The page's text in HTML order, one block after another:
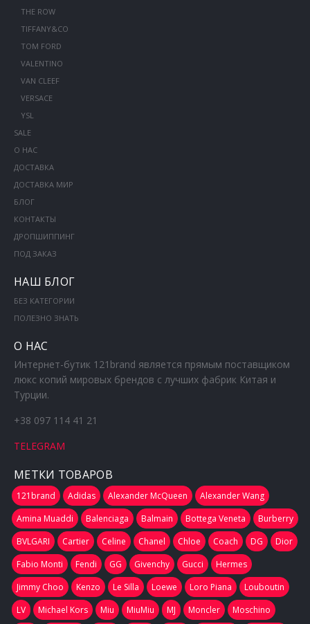
THE ROW
TIFFANY&CO
TOM FORD
VALENTINO
VAN CLEEF
VERSACE
YSL
SALE
О НАС
ДОСТАВКА
ДОСТАВКА МИР
БЛОГ
КОНТАКТЫ
ДРОПШИППИНГ
ПОД ЗАКАЗ
НАШ БЛОГ
БЕЗ КАТЕГОРИИ
ПОЛЕЗНО ЗНАТЬ
О НАС
Интернет-бутик 121brand является прямым поставщиком
люкс копий мировых брендов с лучших фабрик Китая и
Турции.
+38 097 114 41 21
TELEGRAM
МЕТКИ ТОВАРОВ
121brand Adidas Alexander McQueen
Alexander Wang
Amina Muaddi
Balenciaga Balmain Bottega Veneta
Burberry
BVLGARI
Cartier Celine Chanel Chloe Coach DG
Dior
Fabio Monti
Fendi GG Givenchy Gucci
Hermes
Jimmy Choo
Kenzo Le Silla Loewe Loro Piana
Louboutin
LV
Michael Kors Miu MiuMiu MJ Moncler Moschino